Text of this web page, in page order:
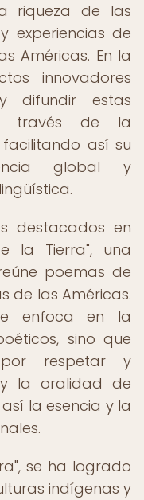
riqueza de las
experiencias de
Américas. En la
innovadores
difundir estas
través de la
así su
global y
destacados en
la Tierra", una
poemas de
de las Américas.
enfoca en la
sino que
respetar y
y la oralidad de
la esencia y la
se ha logrado
indígenas y